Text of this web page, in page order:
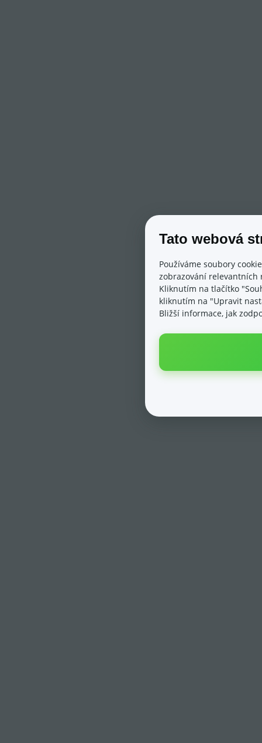
Tato webová
Používáme soubory
zobrazování relevantních
Kliknutím na tlačítko
kliknutím na "Upravit
Bližší informace, jak